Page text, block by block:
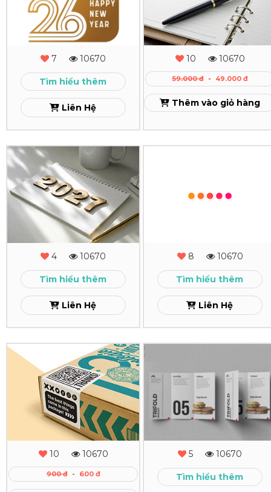
TPHCM
Tết
Xem
7 10670
Tìm hiểu thêm
Liên Hệ
Gáy
Còng
Cao
Cấp
10 10670
59.000 đ - 49.000 đ
Thêm vào giỏ hàng
In
Lịch
Độc
Quyền
Theo
Yêu
Cầu
4 10670
Tìm hiểu thêm
Liên Hệ
8 10670
Tìm hiểu thêm
Liên Hệ
In
Nhãn
Decal
10 10670
900 đ - 600 đ
Tờ
Rơi
5 10670
Tìm hiểu thêm